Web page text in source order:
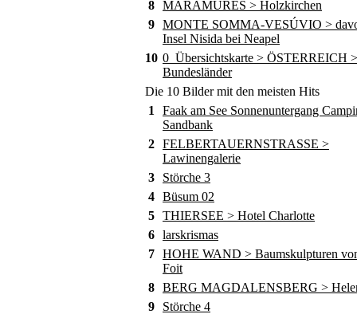
8 MARAMURES > Holzkirchen
9 MONTE SOMMA-VESÚVIO >
Insel Nisida bei Neapel
10 0_Übersichtskarte > ÖSTERREICH >
Bundesländer
Die 10 Bilder mit den meisten Hits
1
Faak am See Sonnenuntergang
Sandbank
2 FELBERTAUERNSTRASSE >
Lawinengalerie
3
Störche 3
4 Büsum 02
5 THIERSEE > Hotel Charlotte
6 larskrismas
7 HOHE WAND > Baumskulpturen
Foit
8 BERG MAGDALENSBERG >
9
Störche 4